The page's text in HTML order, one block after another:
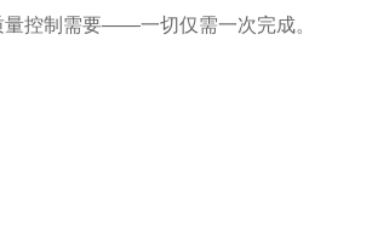
控制需要——一切仅需一次完成。